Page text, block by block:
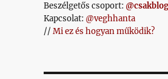
Beszélgetős csoport: @csakblog
Kapcsolat: @veghhanta
// Mi ez és hogyan működik?